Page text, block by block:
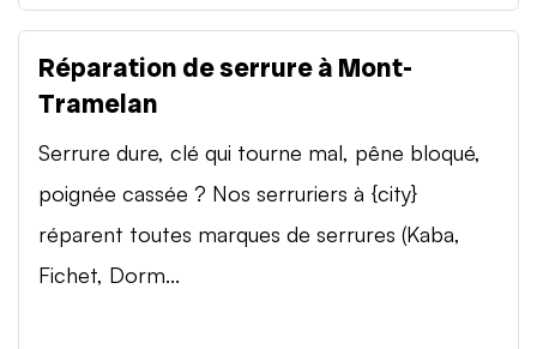
Réparation de serrure à Mont-
Tramelan
Serrure dure, clé qui tourne mal, pêne bloqué,
poignée cassée ? Nos serruriers à {city}
réparent toutes marques de serrures (Kaba,
Fichet, Dorm...